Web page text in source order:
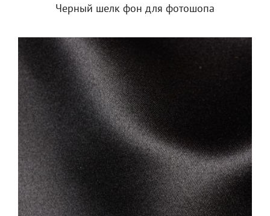
Черный шелк фон для фотошопа